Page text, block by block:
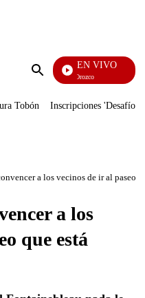
Enviar
EN VIVO
Rafael Orozco
Tobón Inscripciones 'Desafío'
a los vecinos de ir al paseo
a los
que está